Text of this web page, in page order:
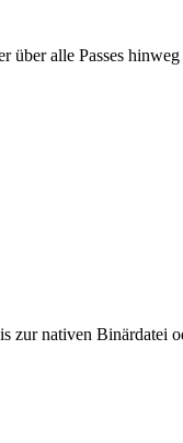
über alle Passes
zur nativen Binärdatei